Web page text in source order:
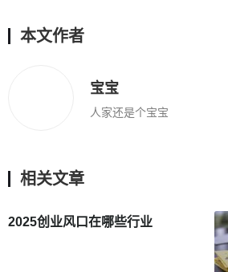
本文作者
宝宝
人家还是个宝宝
相关文章
2025创业风口在哪些行业